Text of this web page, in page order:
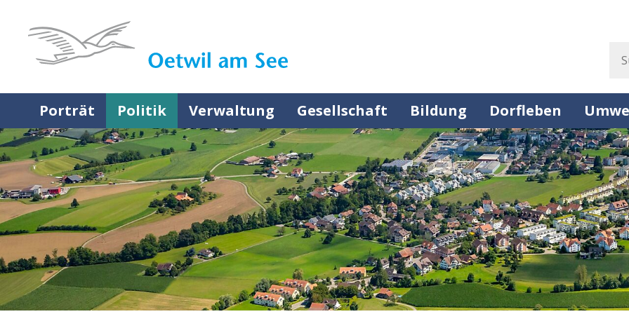
Navigieren in Oetwil am See
Hauptnavigation
Porträt Politik Verwaltung Gesellschaft Bildung Dorfleben